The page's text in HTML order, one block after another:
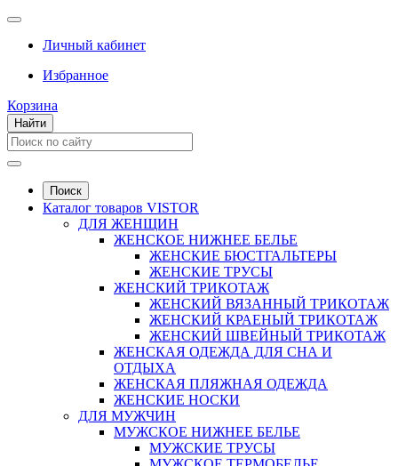
Личный кабинет
Избранное
Корзина
Найти
Поиск
Каталог товаров VISTOR
ДЛЯ ЖЕНЩИН
ЖЕНСКОЕ НИЖНЕЕ БЕЛЬЕ
ЖЕНСКИЕ БЮСТГАЛЬТЕРЫ
ЖЕНСКИЕ ТРУСЫ
ЖЕНСКИЙ ТРИКОТАЖ
ЖЕНСКИЙ ВЯЗАННЫЙ ТРИКОТАЖ
ЖЕНСКИЙ КРАЕНЫЙ ТРИКОТАЖ
ЖЕНСКИЙ ШВЕЙНЫЙ ТРИКОТАЖ
ЖЕНСКАЯ ОДЕЖДА ДЛЯ СНА И
ОТДЫХА
ЖЕНСКАЯ ПЛЯЖНАЯ ОДЕЖДА
ЖЕНСКИЕ НОСКИ
ДЛЯ МУЖЧИН
МУЖСКОЕ НИЖНЕЕ БЕЛЬЕ
МУЖСКИЕ ТРУСЫ